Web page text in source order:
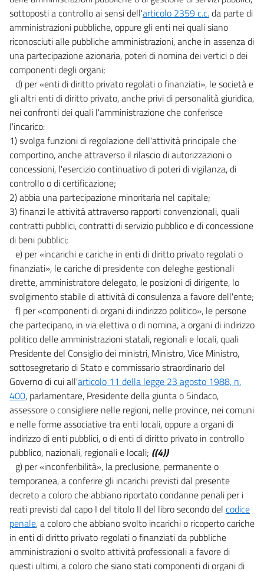
sottoposti a controllo ai sensi dell'articolo 2359 c.c.da parte di
amministrazioni pubbliche, oppure gli enti nei quali siano
riconosciuti alle pubbliche amministrazioni, anche in assenza di
una partecipazione azionaria, poteri di nomina dei vertici o dei
componenti degli organi;
d) per «enti di diritto privato regolati o finanziati», le società e
gli altri enti di diritto privato, anche privi di personalità giuridica,
nei confronti dei quali l'amministrazione che conferisce
l'incarico:
1) svolga funzioni di regolazione dell'attività principale che
comportino, anche attraverso il rilascio di autorizzazioni o
concessioni, l'esercizio continuativo di poteri di vigilanza, di
controllo o di certificazione;
2) abbia una partecipazione minoritaria nel capitale;
3) finanzi le attività attraverso rapporti convenzionali, quali
contratti pubblici, contratti di servizio pubblico e di concessione
di beni pubblici;
e) per «incarichi e cariche in enti di diritto privato regolati o
finanziati», le cariche di presidente con deleghe gestionali
dirette, amministratore delegato, le posizioni di dirigente, lo
svolgimento stabile di attività di consulenza a favore dell'ente;
f) per «componenti di organi di indirizzo politico», le persone
che partecipano, in via elettiva o di nomina, a organi di indirizzo
politico delle amministrazioni statali, regionali e locali, quali
Presidente del Consiglio dei ministri, Ministro, Vice Ministro,
sottosegretario di Stato e commissario straordinario del
Governo di cui all'articolo 11 della legge 23 agosto 1988, n.
400, parlamentare, Presidente della giunta o Sindaco,
assessore o consigliere nelle regioni, nelle province, nei comuni
e nelle forme associative tra enti locali, oppure a organi di
indirizzo di enti pubblici, o di enti di diritto privato in controllo
pubblico, nazionali, regionali e locali; ((4))
g) per «inconferibilità», la preclusione, permanente o
temporanea, a conferire gli incarichi previsti dal presente
decreto a coloro che abbiano riportato condanne penali per i
reati previsti dal capo I del titolo II del libro secondo del codice
penale, a coloro che abbiano svolto incarichi o ricoperto cariche
in enti di diritto privato regolati o finanziati da pubbliche
amministrazioni o svolto attività professionali a favore di
questi ultimi, a coloro che siano stati componenti di organi di